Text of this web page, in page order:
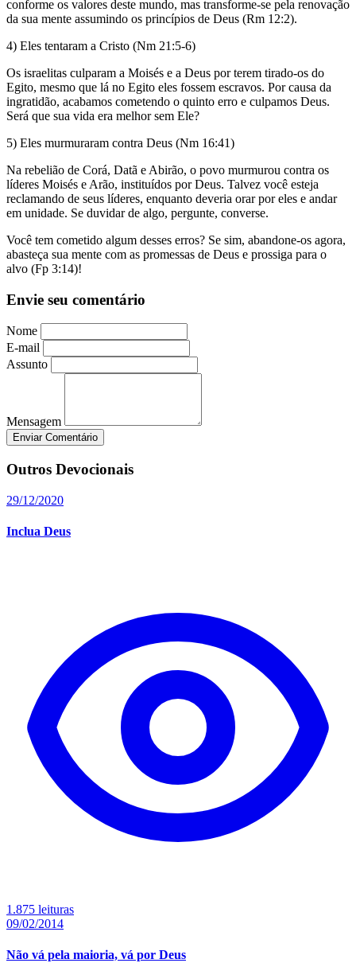
conforme os valores deste mundo, mas transforme-se pela renovação
da sua mente assumindo os princípios de Deus (Rm 12:2).
4) Eles tentaram a Cristo (Nm 21:5-6)
Os israelitas culparam a Moisés e a Deus por terem tirado-os do
Egito, mesmo que lá no Egito eles fossem escravos. Por causa da
ingratidão, acabamos cometendo o quinto erro e culpamos Deus.
Será que sua vida era melhor sem Ele?
5) Eles murmuraram contra Deus (Nm 16:41)
Na rebelião de Corá, Datã e Abirão, o povo murmurou contra os
líderes Moisés e Arão, instituídos por Deus. Talvez você esteja
reclamando de seus líderes, enquanto deveria orar por eles e andar
em unidade. Se duvidar de algo, pergunte, converse.
Você tem cometido algum desses erros? Se sim, abandone-os agora,
abasteça sua mente com as promessas de Deus e prossiga para o
alvo (Fp 3:14)!
Envie seu comentário
Nome
E-mail
Assunto
Mensagem
Enviar Comentário
Outros Devocionais
29/12/2020
Inclua Deus
1.875 leituras
09/02/2014
Não vá pela maioria, vá por Deus